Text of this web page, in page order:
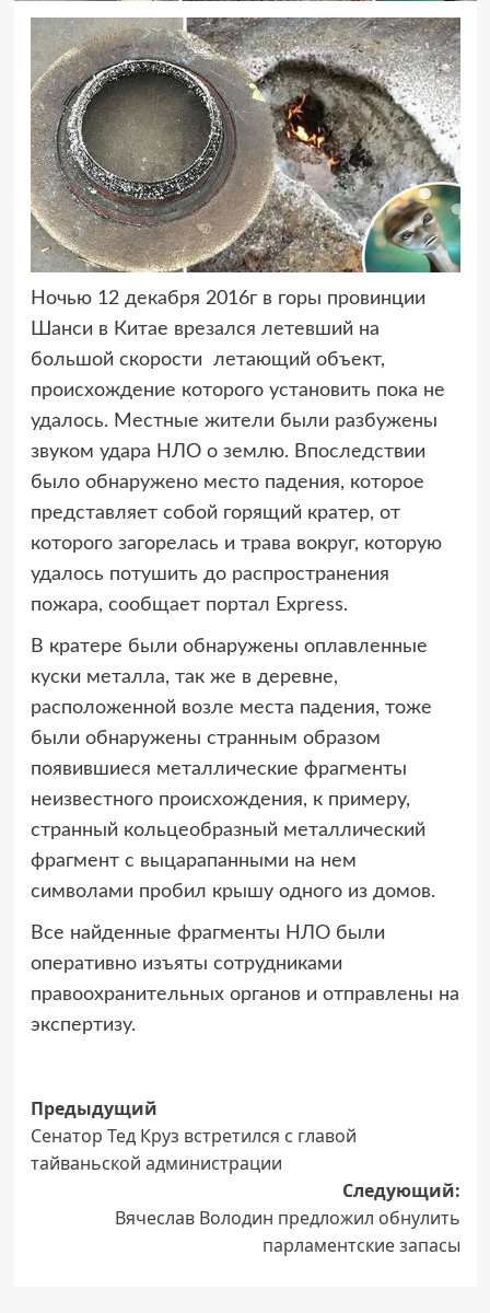
Ночью 12 декабря 2016г в горы провинции
Шанси в Китае врезался летевший на
большой скорости летающий объект,
происхождение которого установить пока не
удалось. Местные жители были разбужены
звуком удара НЛО о землю. Впоследствии
было обнаружено место падения, которое
представляет собой горящий кратер, от
которого загорелась и трава вокруг, которую
удалось потушить до распространения
пожара, сообщает портал Express.
В кратере были обнаружены оплавленные
куски металла, так же в деревне,
расположенной возле места падения, тоже
были обнаружены странным образом
появившиеся металлические фрагменты
неизвестного происхождения, к примеру,
странный кольцеобразный металлический
фрагмент с выцарапанными на нем
символами пробил крышу одного из домов.
Все найденные фрагменты НЛО были
оперативно изъяты сотрудниками
правоохранительных органов и отправлены на
экспертизу.
Навигация
записи
Предыдущий
Сенатор Тед Круз встретился с главой
тайваньской администрации
Следующий:
Вячеслав Володин предложил обнулить
парламентские запасы